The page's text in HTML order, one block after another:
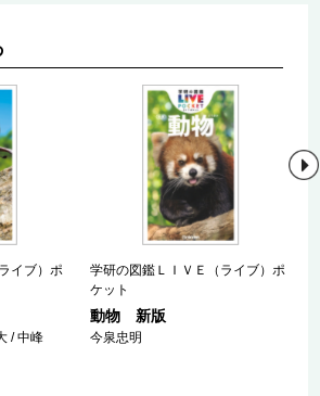
イブ）ポ
/ 中峰
学研の図鑑ＬＩＶＥ（ライブ）ポ
ケット
動物 新版
今泉忠明